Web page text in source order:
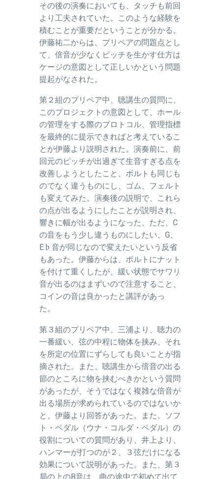
その後の演奏においても、タッチも前回
より工夫されていた。このような経験を
積むことが重要だということが分かる。
伊藤祐二からは、プリペアの問題点とし
て、倍音が少なくピッチを生かす仕方は
ケージの意図として正しいかという問題
提起がなされた。
第２組のプリペア中、聴講生の質問に、
このプロジェクトの意図として、ホール
の管理をする際のプロトコル、管理指標
を最終的に提示できればと考えているこ
とが伊藤より説明された。演奏前に、前
回元のピッチが出過ぎて生音すぎる点を
改善しようとしたこと、ボルトも同じも
のでなく違うものにし、ゴム、フェルト
も変えてみた。演奏後の説明で、これら
の点が出るようにしたことが説明され、
響きに幅が出るようになった、ただ、 C
の音をもう少し違うものにしたい、 G、
E♭音が同じなので変えたいという反省
もあった。伊藤からは、ボルトにナット
を付けて重くしたが、緩い状態でサワリ
音が出るのは まずいので注意すること、
コインの音は良かったと講評があっ
た。
第３組のプリペア中、三浦より、聴力の
一番緩い、弦の中程に物体を挟み、それ
を所定の位置にずらしても良いことが指
摘された。また、聴講生から倍音の出る
節のところに物を挟むべきかという質問
があったが、そうではなく複雑な倍音が
出る場所が求められているのではないか
と、伊藤より回答があった。また、ソフ
ト・ペダル（ウナ・コルダ・ペダル）の
役割についての質問があり、井上より、
ハンマーが打つのが２、３弦だけになる
効果について説明があった。また、第３
局の上のB音は、曲の途中で初めて出て